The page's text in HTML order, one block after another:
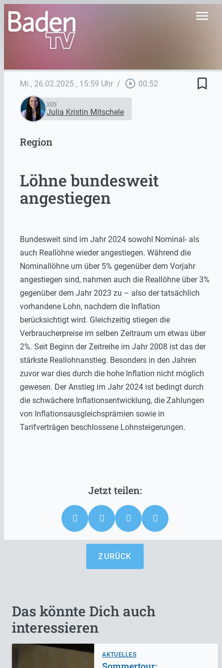
menu
Mi., 26.02.2025 , 15:59 Uhr / play_circle_outline 00:52 bookmark_border
VON
Julia Kristin Mitschele
Region
Löhne bundesweit
angestiegen
Bundesweit sind im Jahr 2024 sowohl Nominal- als
auch Reallöhne wieder angestiegen. Während die
Nominallöhne um über 5% gegenüber dem Vorjahr
angestiegen sind, nahmen auch die Reallöhne über 3%
gegenüber dem Jahr 2023 zu – also der tatsächlich
vorhandene Lohn, nachdem die Inflation
berücksichtigt wird. Gleichzeitig stiegen die
Verbraucherpreise im selben Zeitraum um etwas über
2%. Seit Beginn der Zeitreihe im Jahr 2008 ist das der
stärkste Reallohnanstieg. Besonders in den Jahren
zuvor war dies durch die hohe Inflation nicht möglich
gewesen. Der Anstieg im Jahr 2024 ist bedingt durch
die schwächere Inflationsentwicklung, die Zahlungen
von Inflationsausgleichsprämien sowie in
Tarifverträgen beschlossene Lohnsteigerungen.
ZURÜCK
Das könnte Dich auch
interessieren
AKTUELLES